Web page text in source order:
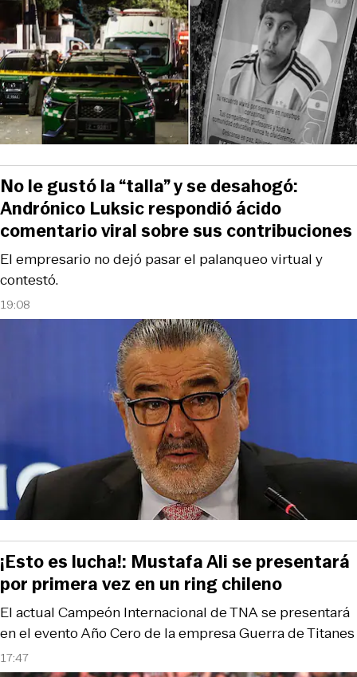
19:08
El empresario no dejó pasar el palanqueo virtual y
contestó.
No le gustó la “talla” y se desahogó:
Andrónico Luksic respondió ácido
comentario viral sobre sus contribuciones
17:47
El actual Campeón Internacional de TNA se presentará
en el evento Año Cero de la empresa Guerra de Titanes
¡Esto es lucha!: Mustafa Ali se presentará
por primera vez en un ring chileno